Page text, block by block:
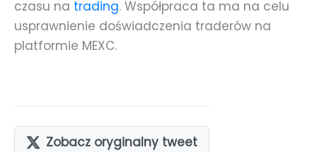
czasu na trading. Współpraca ta ma na celu
usprawnienie doświadczenia traderów na
platformie MEXC.
Zobacz oryginalny tweet